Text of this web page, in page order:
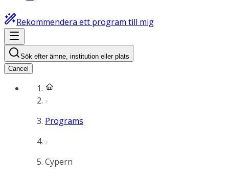
Rekommendera ett program till mig
Sök efter ämne, institution eller plats
Cancel
Programs
Cypern